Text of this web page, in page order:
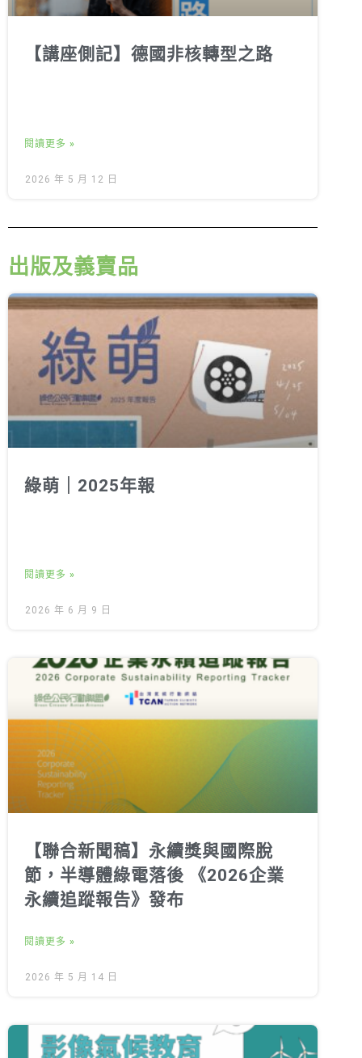
【講座側記】德國非核轉型之路
閱讀更多 »
2026 年 5 月 12 日
出版及義賣品
綠萌｜2025年報
閱讀更多 »
2026 年 6 月 9 日
【聯合新聞稿】永續獎與國際脫
節，半導體綠電落後 《2026企業
永續追蹤報告》發布
閱讀更多 »
2026 年 5 月 14 日